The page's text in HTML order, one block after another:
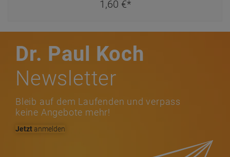
1,60 €*
Dr. Paul Koch
Newsletter
Bleib auf dem Laufenden und verpass
keine Angebote mehr!
Jetztanmelden